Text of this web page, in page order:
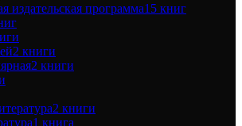
издательская программа15 книг
2 книги
2 книги
2 книги
1 книга